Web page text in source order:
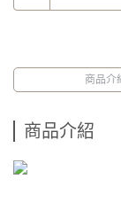
商品介
商品介紹